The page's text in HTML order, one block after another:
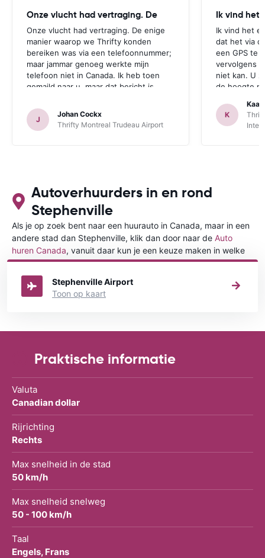
Onze vlucht had vertraging. De
Onze vlucht had vertraging. De enige
manier waarop we Thrifty konden
bereiken was via een telefoonnummer;
maar jammar genoeg werkte mijn
telefoon niet in Canada. Ik heb toen
gemaild naar u, maar dat bericht is
Deze opmerking geldt zowel voor
Thrifte als voor u: het zou fijn zijn om
op een andere manier contact te
J
Johan Cockx
Thrifty Montreal Trudeau Airport
Ik vind het
Ik vind het
dat het via
een GPS te
vervolgens
niet kan. U
de hoogte
een GPS bij
is. Dan
K
Kaat
Autoverhuurders in en rond
Stephenville
Als je op zoek bent naar een huurauto in Canada, maar in een
andere stad dan Stephenville, klik dan door naar de Auto
huren Canada, vanuit daar kun je een keuze maken in welke
stad in Canada je een auto huren wilt.
Stephenville Airport
Toon op kaart
Praktische informatie
Valuta
Canadian dollar
Rijrichting
Rechts
Max snelheid in de stad
50 km/h
Max snelheid snelweg
50 - 100 km/h
Taal
Engels, Frans